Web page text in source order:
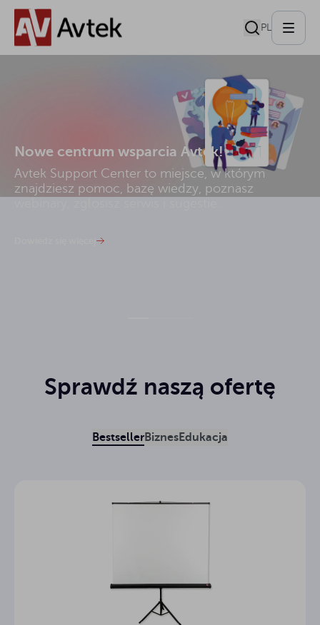
PL
Nowe centrum wsparcia Avtek!
Avtek Support Center to miejsce, w którym
znajdziesz pomoc, bazę wiedzy, poznasz
Sprawdź naszą ofertę
BestsellerBiznesEdukacja